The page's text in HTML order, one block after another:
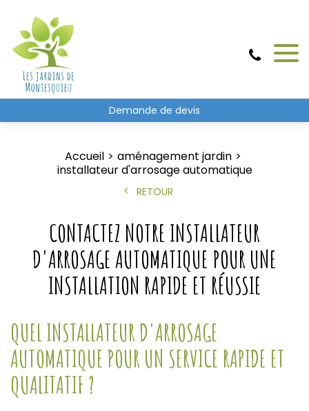
Demande de devis
Accueil
aménagement jardin
installateur d'arrosage automatique
RETOUR
CONTACTEZ NOTRE INSTALLATEUR
D'ARROSAGE AUTOMATIQUE POUR UNE
INSTALLATION RAPIDE ET RÉUSSIE
QUEL INSTALLATEUR D'ARROSAGE
AUTOMATIQUE POUR UN SERVICE RAPIDE ET
QUALITATIF ?